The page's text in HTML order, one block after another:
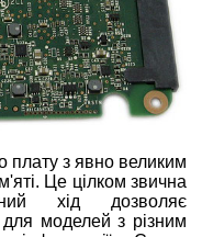
плату з явно великим
Це цілком звична
хід дозволяє
для моделей з різним